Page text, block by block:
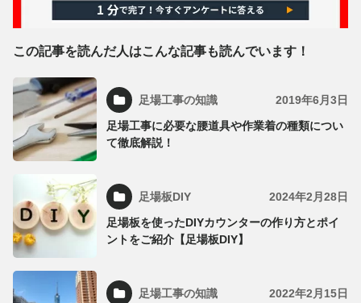
この記事を読んだ人はこんな記事も読んでいます！
足場工事の知識 2019年6月3日
足場工事に必要な腰道具や作業着の種類につい
て徹底解説！
足場板DIY 2024年2月28日
足場板を使ったDIYカウンターの作り方とポイ
ントをご紹介【足場板DIY】
足場工事の知識 2022年2月15日